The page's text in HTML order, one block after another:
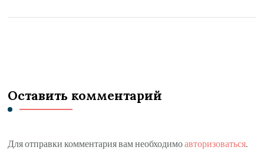
Оставить комментарий
Для отправки комментария вам необходимоавторизоваться.